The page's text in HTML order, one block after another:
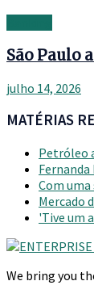
São Paulo
julho 14, 2026
MATÉRIAS
Petróleo
Com
Mercado
'Tive um
We bring you